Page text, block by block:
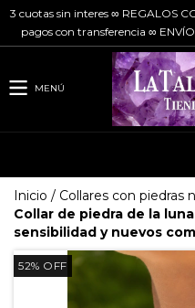
3 cuotas sin interes ∞ REGALOS
pagos con transferencia ∞
MENÚ
Inicio / Collares con piedras
Collar de piedra de la
sensibilidad y nuevos
52% OFF